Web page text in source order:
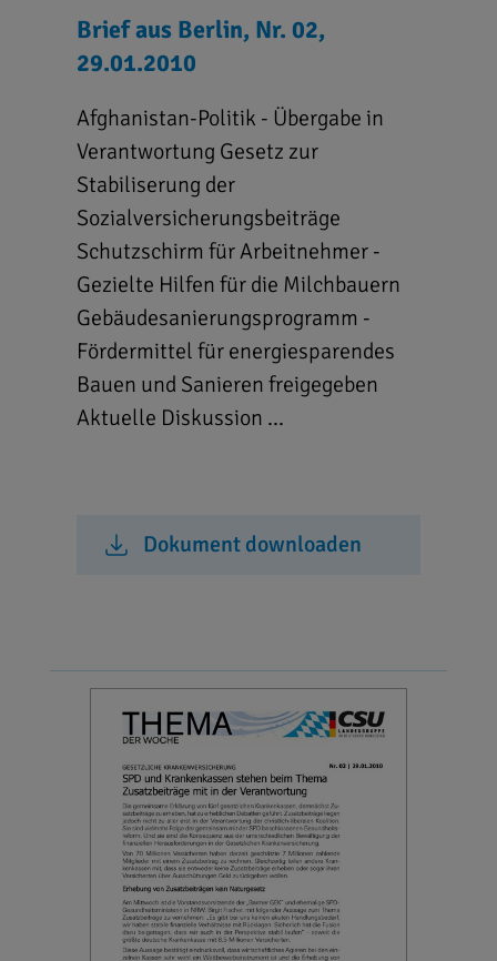
Brief aus Berlin, Nr. 02,
29.01.2010
Afghanistan-Politik - Übergabe in
Verantwortung Gesetz zur
Stabiliserung der
Sozialversicherungsbeiträge
Schutzschirm für Arbeitnehmer -
Gezielte Hilfen für die Milchbauern
Gebäudesanierungsprogramm -
Fördermittel für energiesparendes
Bauen und Sanieren freigegeben
Aktuelle Diskussion ...
Dokument downloaden